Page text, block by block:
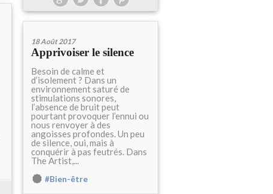
18 Août 2017
Apprivoiser le silence
Besoin de calme et
d’isolement ? Dans un
environnement saturé de
stimulations sonores,
l’absence de bruit peut
pourtant provoquer l’ennui ou
nous renvoyer à des
angoisses profondes. Un peu
de silence, oui, mais à
conquérir à pas feutrés. Dans
The Artist,...
#Bien-être